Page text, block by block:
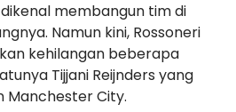
membangun tim di
Namun kini, Rossoneri
kehilangan beberapa
Tijjani Reijnders yang
Manchester City.